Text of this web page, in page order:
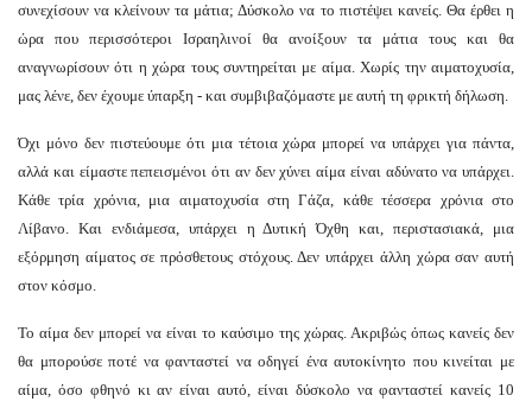
συνεχίσουν να κλείνουν τα μάτια; Δύσκολο να το πιστέψει κανείς. Θα έρθει η
ώρα που περισσότεροι Ισραηλινοί θα ανοίξουν τα μάτια τους και θα
αναγνωρίσουν ότι η χώρα τους συντηρείται με αίμα. Χωρίς την αιματοχυσία,
μας λένε, δεν έχουμε ύπαρξη - και συμβιβαζόμαστε με αυτή τη φρικτή δήλωση.
Όχι μόνο δεν πιστεύουμε ότι μια τέτοια χώρα μπορεί να υπάρχει για πάντα,
αλλά και είμαστε πεπεισμένοι ότι αν δεν χύνει αίμα είναι αδύνατο να υπάρχει.
Κάθε τρία χρόνια, μια αιματοχυσία στη Γάζα, κάθε τέσσερα χρόνια στο
Λίβανο. Και ενδιάμεσα, υπάρχει η Δυτική Όχθη και, περιστασιακά, μια
εξόρμηση αίματος σε πρόσθετους στόχους. Δεν υπάρχει άλλη χώρα σαν αυτή
στον κόσμο.
Το αίμα δεν μπορεί να είναι το καύσιμο της χώρας. Ακριβώς όπως κανείς δεν
θα μπορούσε ποτέ να φανταστεί να οδηγεί ένα αυτοκίνητο που κινείται με
αίμα, όσο φθηνό κι αν είναι αυτό, είναι δύσκολο να φανταστεί κανείς 10